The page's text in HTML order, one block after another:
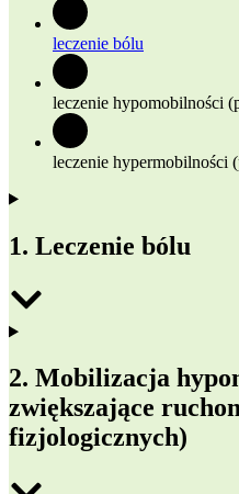
leczenie bólu
leczenie hypomobilności
leczenie hypermobilności
1. Leczenie bólu
2. Mobilizacja
zwiększające
fizjologicznych)